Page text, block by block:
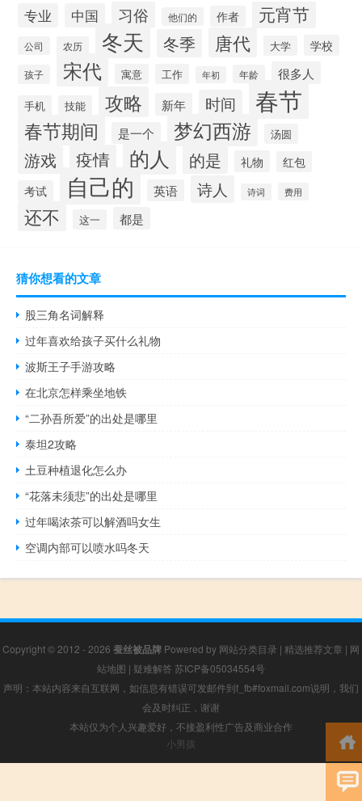
专业 中国 习俗 他们的 作者 元宵节
公司 农历 冬天 冬季 唐代 大学 学校
孩子 宋代 寓意 工作 年初 年龄 很多人
手机 技能 攻略 新年 时间 春节
春节期间 是一个 梦幻西游 汤圆
游戏 疫情 的人 的是 礼物
红包
考试
自己的 英语 诗人 诗词 费用
还不 这一 都是
猜你想看的文章
股三角名词解释
过年喜欢给孩子买什么礼物
波斯王子手游攻略
在北京怎样乘坐地铁
“二孙吾所爱”的出处是哪里
泰坦2攻略
土豆种植退化怎么办
“花落未须悲”的出处是哪里
过年喝浓茶可以解酒吗女生
空调内部可以喷水吗冬天
Copyright © 2012 - 2026 蚕丝被品牌 Powered by 网站分类目录 | 精选推荐文章 | 网
站地图 | 疑难解答 苏ICP备05034554号
声明：本站内容来自互联网，如信息有错误可发邮件到f_fb#foxmail.com说明，我们
会及时纠正，谢谢
本站仅为个人兴趣爱好，不接盈利性广告及商业合作
小男孩